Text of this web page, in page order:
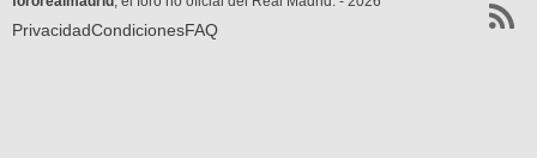
PrivacidadCondicionesFAQ